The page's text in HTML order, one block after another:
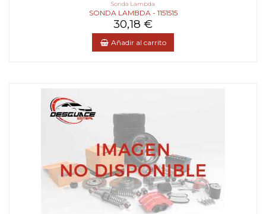
Sonda Lambda
SONDA LAMBDA - 1151515
30,18 €
Añadir al carrito